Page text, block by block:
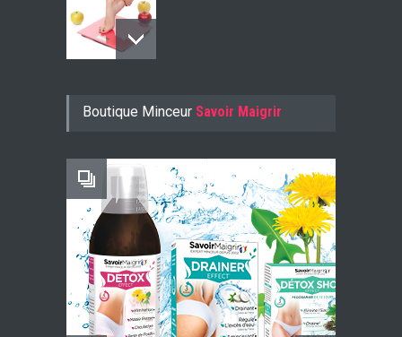
-10% AVEC LE CODE KONJ10
Faites Votre Bilan Minceur
GRATUIT
Boutique Minceur Savoir Maigrir